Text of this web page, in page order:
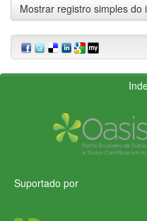
Mostrar registro simples do
Suportado por